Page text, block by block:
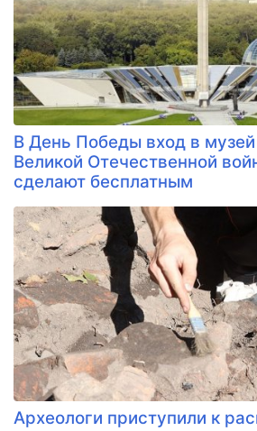
В День Победы вход в
Великой Отечественной
сделают бесплатным
Археологи приступили к